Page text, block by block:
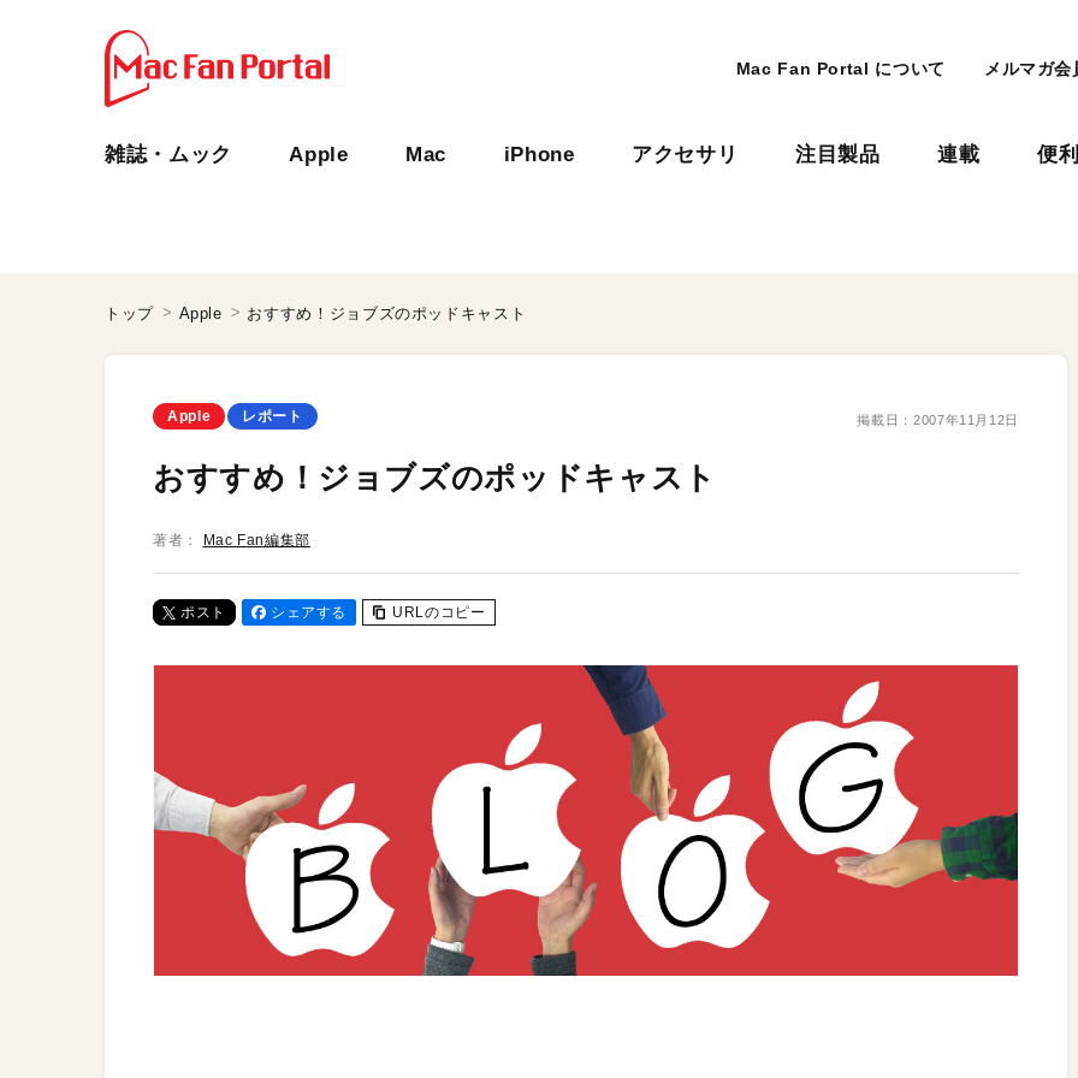
Mac Fan Portal について メルマガ会
雑誌・ムック Apple Mac iPhone アクセサリ 注目製品 連載 便
トップ Apple おすすめ！ジョブズのポッドキャスト
Apple レポート 掲載日： 2007年11月12日
おすすめ！ジョブズのポッドキャスト
著者： Mac Fan編集部
ポスト シェアする URLのコピー